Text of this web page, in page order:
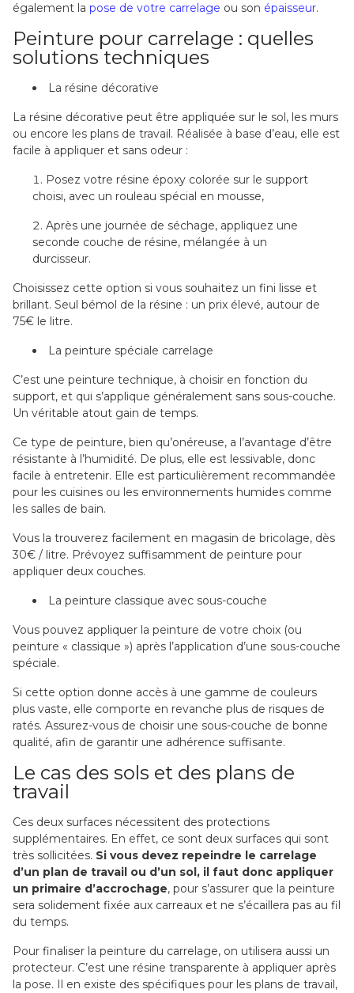
également la pose de votre carrelage ou son épaisseur.
Peinture pour carrelage : quelles
solutions techniques
La résine décorative
La résine décorative peut être appliquée sur le sol, les murs
ou encore les plans de travail. Réalisée à base d’eau, elle est
facile à appliquer et sans odeur :
Posez votre résine époxy colorée sur le support
choisi, avec un rouleau spécial en mousse,
Après une journée de séchage, appliquez une
seconde couche de résine, mélangée à un
durcisseur.
Choisissez cette option si vous souhaitez un fini lisse et
brillant. Seul bémol de la résine : un prix élevé, autour de
75€ le litre.
La peinture spéciale carrelage
C’est une peinture technique, à choisir en fonction du
support, et qui s’applique généralement sans sous-couche.
Un véritable atout gain de temps.
Ce type de peinture, bien qu’onéreuse, a l’avantage d’être
résistante à l’humidité. De plus, elle est lessivable, donc
facile à entretenir. Elle est particulièrement recommandée
pour les cuisines ou les environnements humides comme
les salles de bain.
Vous la trouverez facilement en magasin de bricolage, dès
30€ / litre. Prévoyez suffisamment de peinture pour
appliquer deux couches.
La peinture classique avec sous-couche
Vous pouvez appliquer la peinture de votre choix (ou
peinture « classique ») après l’application d’une sous-couche
spéciale.
Si cette option donne accès à une gamme de couleurs
plus vaste, elle comporte en revanche plus de risques de
ratés. Assurez-vous de choisir une sous-couche de bonne
qualité, afin de garantir une adhérence suffisante.
Le cas des sols et des plans de
travail
Ces deux surfaces nécessitent des protections
supplémentaires. En effet, ce sont deux surfaces qui sont
très sollicitées. Si vous devez repeindre le carrelage
d’un plan de travail ou d’un sol, il faut donc appliquer
un primaire d’accrochage, pour s’assurer que la peinture
sera solidement fixée aux carreaux et ne s’écaillera pas au fil
du temps.
Pour finaliser la peinture du carrelage, on utilisera aussi un
protecteur. C’est une résine transparente à appliquer après
la pose. Il en existe des spécifiques pour les plans de travail,